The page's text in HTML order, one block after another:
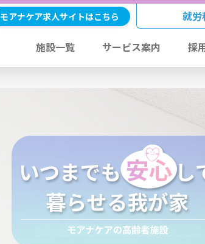
モアナケア求人サイトはこちら 就労
施設一覧 サービス案内 採